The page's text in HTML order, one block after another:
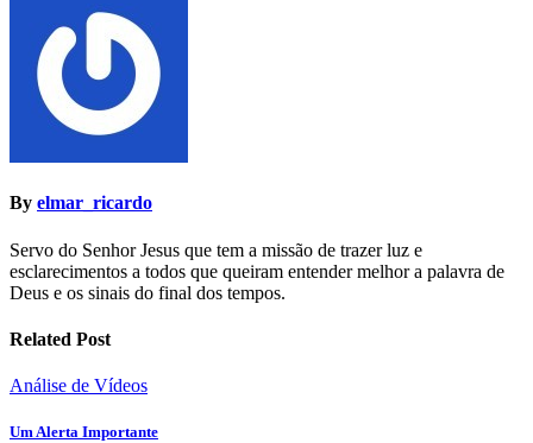
By elmar_ricardo
Servo do Senhor Jesus que tem a missão de trazer luz e
esclarecimentos a todos que queiram entender melhor a palavra de
Deus e os sinais do final dos tempos.
Related Post
Análise de Vídeos
Um Alerta Importante